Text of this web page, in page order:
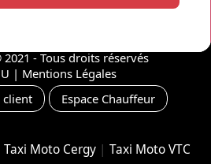
- Tous droits réservés
| Mentions Légales
client
Espace Chauffeur
Taxi Moto Cergy| Taxi Moto VTC